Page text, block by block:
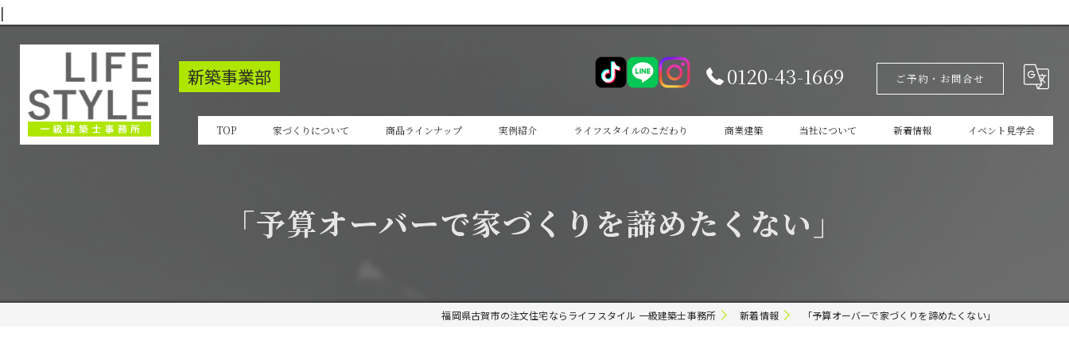
|
新築事業部 0120-43-1669 ご予約・お問合せ
TOP 家づくりについて 商品ラインナップ
cocoiro+
実例紹介 ライフスタイルのこだわり 商業建築 当社について
新築
新着情報 イベント見学会
「予算オーバーで家づくりを諦めたくない」
福岡県古賀市の注文住宅ならライフスタイル 一級建築士事務所 新着情報 「予算オーバーで家づくりを諦めたくない」